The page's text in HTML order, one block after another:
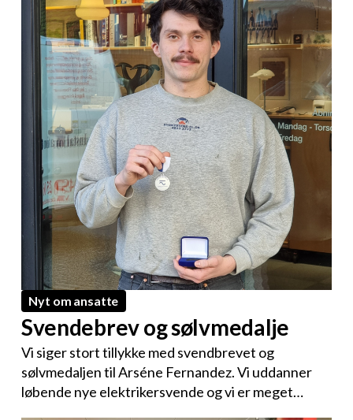
Nyt om ansatte
Svendebrev og sølvmedalje
Vi siger stort tillykke med svendbrevet og
sølvmedaljen til Arséne Fernandez. Vi uddanner
løbende nye elektrikersvende og vi er meget…